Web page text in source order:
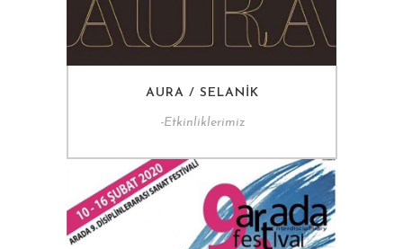
AURA / SELANIK
-Etkinliklerimiz